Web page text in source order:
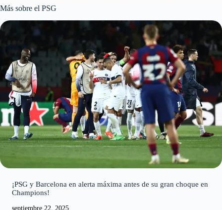
Más sobre el PSG
¡PSG y Barcelona en alerta máxima antes de su gran choque en
Champions!
septiembre 22, 2025